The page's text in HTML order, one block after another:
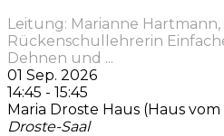
Leitung: Marianne Hartmann,
Rückenschullehrerin
Dehnen und ...
01 Sep. 2026
14:45 - 15:45
Maria Droste Haus (Haus
Droste-Saal